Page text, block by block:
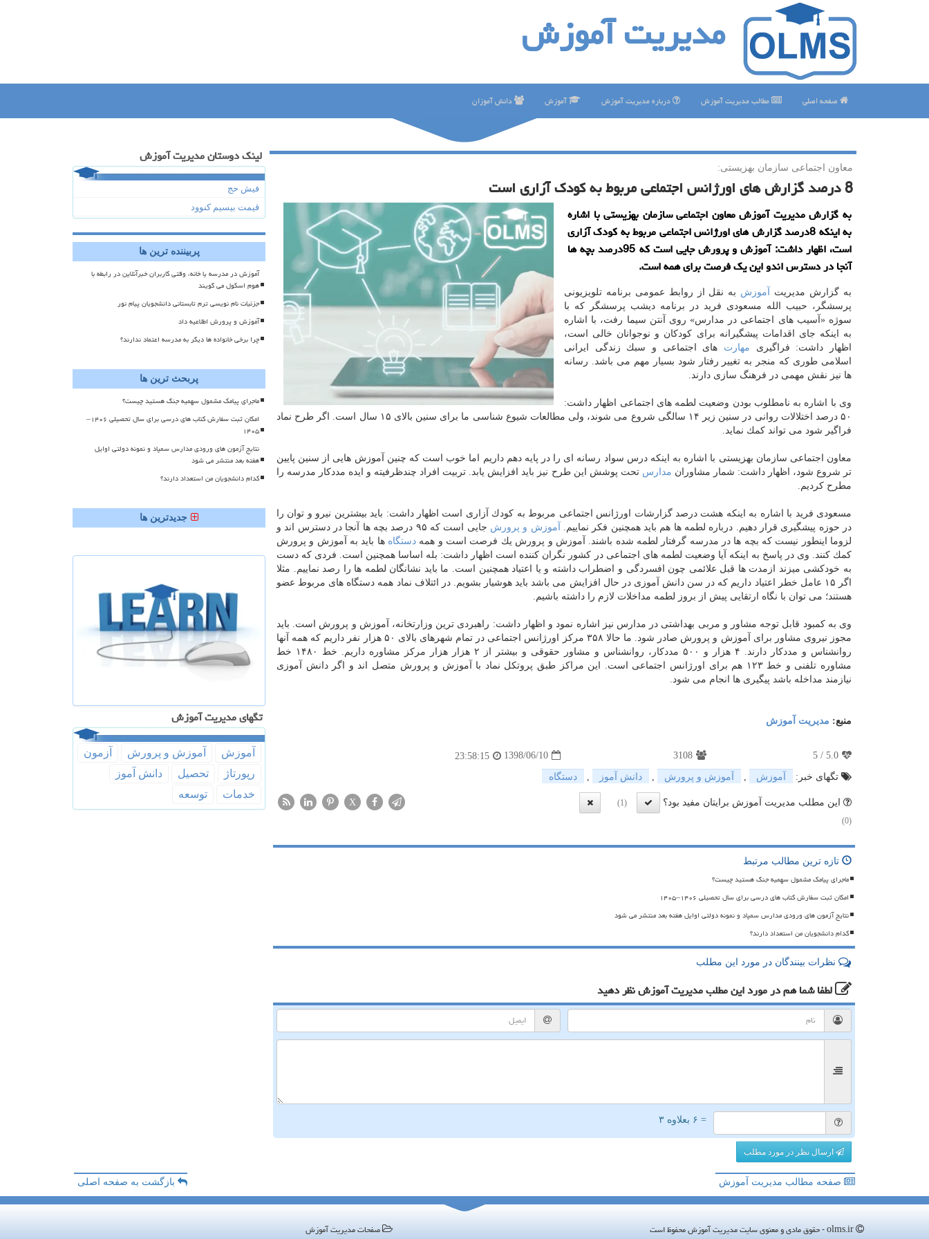
مدیریت آموزش
صفحه اصلی مطالب مدیریت آموزش درباره مدیریت آموزش آموزش دانش آموزان
معاون اجتماعی سازمان بهزیستی:
8 درصد گزارش های اورژانس اجتماعی مربوط به كودك آزاری است
به گزارش مدیریت آموزش معاون اجتماعی سازمان بهزیستی با اشاره
به اینكه 8درصد گزارش های اورژانس اجتماعی مربوط به كودك آزاری
است، اظهار داشت: آموزش و پرورش جایی است كه 95درصد بچه ها
آنجا در دسترس اندو این یك فرصت برای همه است.
به گزارش مدیریت آموزش به نقل از روابط عمومی برنامه تلویزیونی
پرسشگر، حبیب الله مسعودی فرید در برنامه دیشب پرسشگر كه با
سوژه «آسیب های اجتماعی در مدارس» روی آنتن سیما رفت، با اشاره
به اینكه جای اقدامات پیشگیرانه برای كودكان و نوجوانان خالی است،
اظهار داشت: فراگیری مهارت های اجتماعی و سبك زندگی ایرانی
اسلامی طوری كه منجر به تغییر رفتار شود بسیار مهم می باشد. رسانه
ها نیز نقش مهمی در فرهنگ سازی دارند.
وی با اشاره به نامطلوب بودن وضعیت لطمه های اجتماعی اظهار داشت:
۵۰ درصد اختلالات روانی در سنین زیر ۱۴ سالگی شروع می شوند، ولی مطالعات شیوع شناسی ما برای سنین بالای ۱۵ سال است. اگر طرح نماد
فراگیر شود می تواند كمك نماید.
معاون اجتماعی سازمان بهزیستی با اشاره به اینكه درس سواد رسانه ای را در پایه دهم داریم اما خوب است كه چنین آموزش هایی از سنین پایین
تر شروع شود، اظهار داشت: شمار مشاوران مدارس تحت پوشش این طرح نیز باید افزایش یابد. تربیت افراد چندظرفیته و ایده مددكار مدرسه را
مطرح كردیم.
مسعودی فرید با اشاره به اینكه هشت درصد گزارشات اورژانس اجتماعی مربوط به كودك آزاری است اظهار داشت: باید بیشترین نیرو و توان را
در حوزه پیشگیری قرار دهیم. درباره لطمه ها هم باید همچنین فكر نماییم.
آموزش و پرورش
جایی است كه ۹۵ درصد بچه ها آنجا در دسترس اند و
لزوما اینطور نیست كه بچه ها در مدرسه گرفتار لطمه شده باشند. آموزش و پرورش یك فرصت است و همه دستگاه ها باید به آموزش و پرورش
كمك كنند. وی در پاسخ به اینكه آیا وضعیت لطمه های اجتماعی در كشور نگران كننده است اظهار داشت: بله اساسا همچنین است. فردی كه دست
به خودكشی میزند ازمدت ها قبل علائمی چون افسردگی و اضطراب داشته و یا اعتیاد همچنین است. ما باید نشانگان لطمه ها را رصد نماییم. مثلا
اگر ۱۵ عامل خطر اعتیاد داریم كه در سن دانش آموزی در حال افزایش می باشد باید هوشیار بشویم. در ائتلاف نماد همه دستگاه های مربوط عضو
هستند؛ می توان با نگاه ارتقایی پیش از بروز لطمه مداخلات لازم را داشته باشیم.
وی به كمبود قابل توجه مشاور و مربی بهداشتی در مدارس نیز اشاره نمود و اظهار داشت: راهبردی ترین وزارتخانه، آموزش و پرورش است. باید
مجوز نیروی مشاور برای آموزش و پرورش صادر شود. ما حالا ۳۵۸ مركز اورژانس اجتماعی در تمام شهرهای بالای ۵۰ هزار نفر داریم كه همه آنها
روانشناس و مددكار دارند. ۴ هزار و ۵۰۰ مددكار، روانشناس و مشاور حقوقی و بیشتر از ۲ هزار هزار مركز مشاوره داریم. خط ۱۴۸۰ خط
مشاوره تلفنی و خط ۱۲۳ هم برای اورژانس اجتماعی است. این مراكز طبق پروتكل نماد با آموزش و پرورش متصل اند و اگر دانش آموزی
نیازمند مداخله باشد پیگیری ها انجام می شود.
منبع: مدیریت آموزش
5.0
/
5
3108
1398/06/10
23:58:15
تگهای خبر:
آموزش آموزش و پرورش دانش آموز دستگاه
این مطلب مدیریت آموزش برایتان مفید بود؟
(1)
(0)
X
تازه ترین مطالب مرتبط
ماجرای پیامک مشمول سهمیه جنگ هستید چیست؟
امکان ثبت سفارش کتاب های درسی برای سال تحصیلی ۱۴۰۶–۱۴۰۵
نتایج آزمون های ورودی مدارس سمپاد و نمونه دولتی اوایل هفته بعد منتشر می شود
کدام دانشجویان من استعداد دارند؟
نظرات بینندگان در مورد این مطلب
لطفا شما همدر مورد این مطلب مدیریت آموزشنظر دهید
= ۶ بعلاوه ۳
ارسال نظر در مورد مطلب
لینک دوستان مدیریت آموزش
فیش حج
قیمت بیسیم کنوود
پربیننده ترین ها
آموزش در مدرسه یا خانه، وقتی کاربران خبرآنلاین در رابطه با
هوم اسکول می گویند
جزئیات نام نویسی ترم تابستانی دانشجویان پیام نور
آموزش و پرورش اطلاعیه داد
چرا برخی خانواده ها دیگر به مدرسه اعتماد ندارند؟
پربحث ترین ها
ماجرای پیامک مشمول سهمیه جنگ هستید چیست؟
امکان ثبت سفارش کتاب های درسی برای سال تحصیلی ۱۴۰۶–
۱۴۰۵
نتایج آزمون های ورودی مدارس سمپاد و نمونه دولتی اوایل
هفته بعد منتشر می شود
کدام دانشجویان من استعداد دارند؟
جدیدترین ها
تگهای مدیریت آموزش
آموزش آموزش و پرورش
آزمون
رپورتاژ
تحصیل
دانش آموز
خدمات
توسعه
صفحه مطالب مدیریت آموزش بازگشت به صفحه اصلی
صفحات مدیریت آموزش